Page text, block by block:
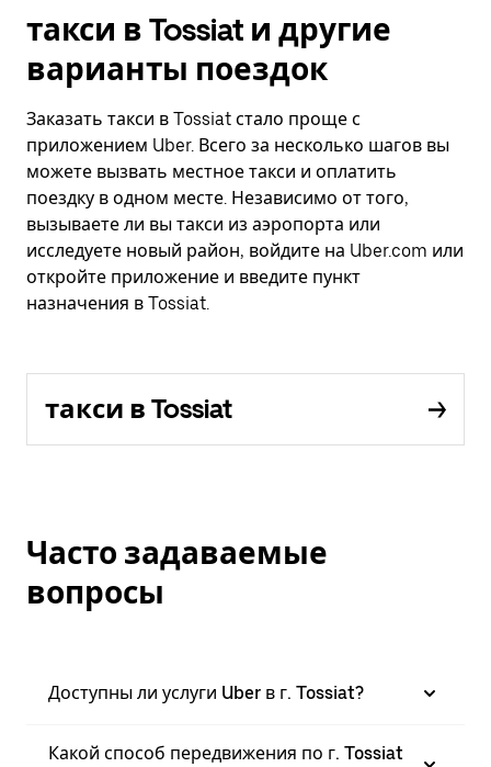
такси в Tossiat и другие
варианты поездок
Заказать такси в Tossiat стало проще с
приложением Uber. Всего за несколько шагов вы
можете вызвать местное такси и оплатить
поездку в одном месте. Независимо от того,
вызываете ли вы такси из аэропорта или
исследуете новый район, войдите на Uber.com или
откройте приложение и введите пункт
назначения в Tossiat.
такси в Tossiat
Часто задаваемые
вопросы
Доступны ли услуги Uber в г. Tossiat?
Какой способ передвижения по г. Tossiat